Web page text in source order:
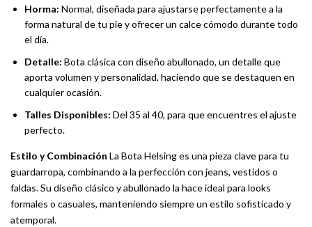
Horma: Normal, diseñada para ajustarse perfectamente a la
forma natural de tu pie y ofrecer un calce cómodo durante todo
el día.
Detalle: Bota clásica con diseño abullonado, un detalle que
aporta volumen y personalidad, haciendo que se destaquen en
cualquier ocasión.
Talles Disponibles: Del 35 al 40, para que encuentres el ajuste
perfecto.
Estilo y Combinación La Bota Helsing es una pieza clave para tu
guardarropa, combinando a la perfección con jeans, vestidos o
faldas. Su diseño clásico y abullonado la hace ideal para looks
formales o casuales, manteniendo siempre un estilo sofisticado y
atemporal.